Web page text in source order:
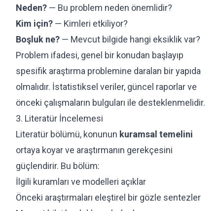
Neden? — Bu problem neden önemlidir?
Kim için? — Kimleri etkiliyor?
Boşluk ne? — Mevcut bilgide hangi eksiklik var?
Problem ifadesi, genel bir konudan başlayıp
spesifik araştırma problemine daralan bir yapıda
olmalıdır. İstatistiksel veriler, güncel raporlar ve
önceki çalışmaların bulguları ile desteklenmelidir.
3. Literatür İncelemesi
Literatür bölümü, konunun kuramsal temelini
ortaya koyar ve araştırmanın gerekçesini
güçlendirir. Bu bölüm:
İlgili kuramları ve modelleri açıklar
Önceki araştırmaları eleştirel bir gözle sentezler